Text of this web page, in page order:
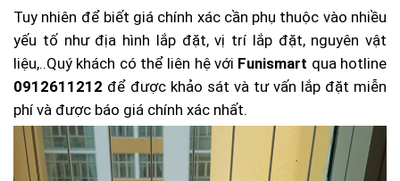
Tuy nhiên để biết giá chính xác cần phụ thuộc vào nhiều
yếu tố như địa hình lắp đặt, vị trí lắp đặt, nguyên vật
liệu,..Quý khách có thể liên hệ với Funismart qua hotline
0912611212 để được khảo sát và tư vấn lắp đặt miễn
phí và được báo giá chính xác nhất.